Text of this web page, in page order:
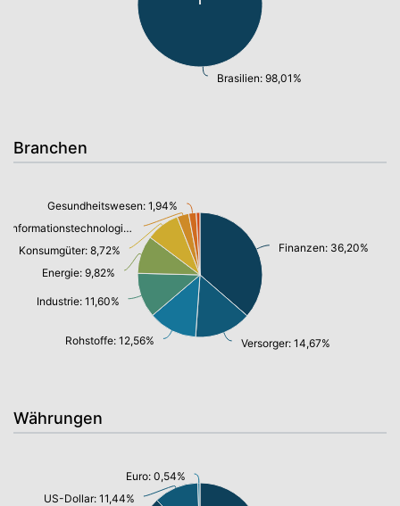
Brasilien: 98,01%
Branchen
Finanzen: 36,20%
Versorger: 14,67%
Rohstoffe: 12,56%
Industrie: 11,60%
Energie: 9,82%
Konsumgüter: 8,72%
Informationstechnologie/ Telekommunikation: 3,04%
Gesundheitswesen: 1,94%
Währungen
US-Dollar: 11,44%
Euro: 0,54%